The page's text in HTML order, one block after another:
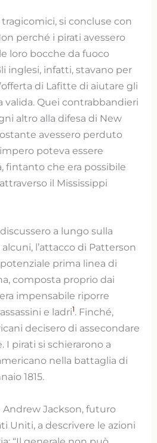
si concluse con
perché i pirati avessero
loro bocche da fuoco
inglesi, infatti, stavano per
di Lafitte di aiutare gli
valida. Quei contrabbandieri
altro alla difesa di New
avessero perduto
poteva essere
fintanto che era possibile
il Mississippi
a lungo sulla
l’attacco di Patterson
prima linea di
composta proprio dai
impensabile riporre
e ladri1. Finché,
decisero di assecondare
I pirati si schierarono a
nella battaglia di
1815.
Andrew Jackson, futuro
Uniti, a descrivere le azioni